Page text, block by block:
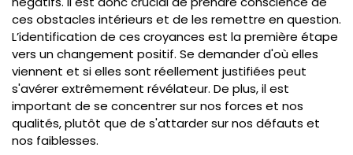
ces obstacles intérieurs et de les remettre en question.
L’identification de ces croyances est la première étape
vers un changement positif. Se demander d'où elles
viennent et si elles sont réellement justifiées peut
s'avérer extrêmement révélateur. De plus, il est
important de se concentrer sur nos forces et nos
qualités, plutôt que de s'attarder sur nos défauts et
nos faiblesses.